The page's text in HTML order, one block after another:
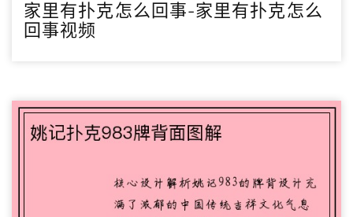
家里有扑克怎么回事-家里有扑克怎么
回事视频